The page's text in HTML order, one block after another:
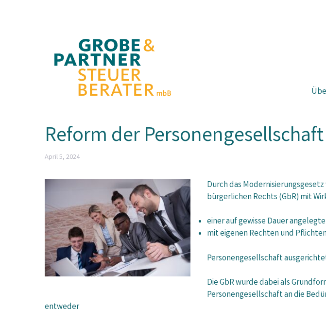
Reform der
April 5, 2024
Durch das
bürgerlichen Rechts (GbR) mit
einer auf gewisse Dauer
mit eigenen Rechten und
Personengesellschaft
Die GbR wurde dabei als
Personengesellschaft an die
entweder